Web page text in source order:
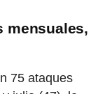
mensuales,
75 ataques